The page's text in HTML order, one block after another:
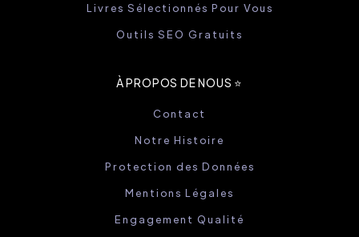
Livres Sélectionnés Pour Vous
Outils SEO Gratuits
À PROPOS DE NOUS ⭐️
Contact
Notre Histoire
Protection des Données
Mentions Légales
Engagement Qualité